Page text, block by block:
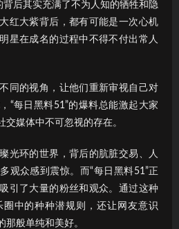
背后其实充满了不为人知的牺牲和隐
红大紫背后，都有可能是一次心机
星在成名的过程中不得不付出常人
同的视角，让他们重新审视自己对
“每日黑料51”的爆料总能激起大家
媒体中不可忽视的存在。
光环的世界，背后的肮脏交易、人
观众感到震惊。而“每日黑料51”正
引了大量的粉丝和观众。通过这种
中的种种潜规则，还让网友意识
那般单纯和美好。